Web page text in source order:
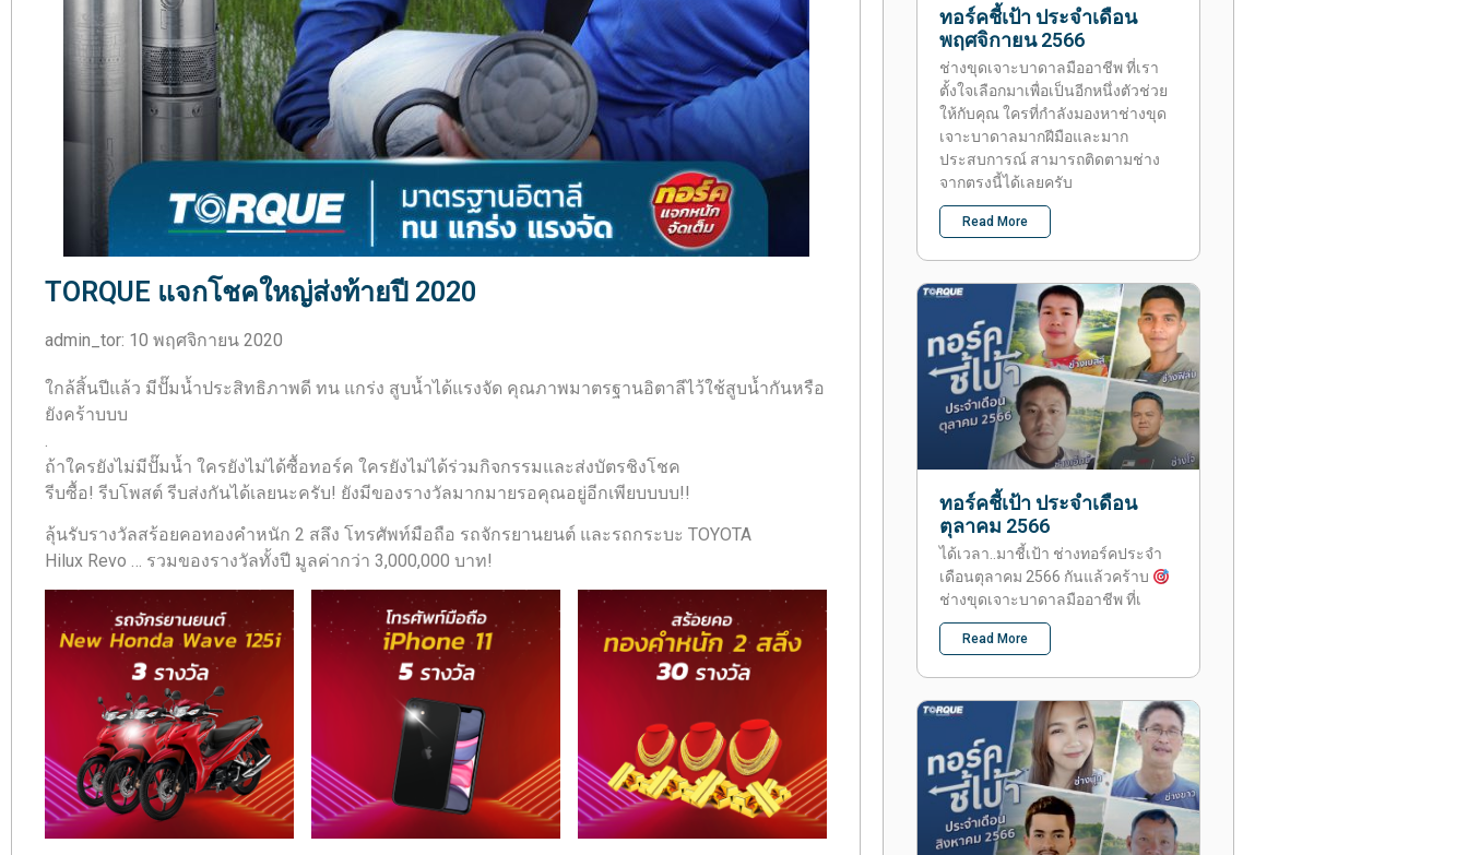
TORQUE แจกโชคใหญ่ส่งท้ายปี 2020
admin_tor: 10 พฤศจิกายน 2020
ใกล้สิ้นปีแล้ว มีปั๊มน้ำประสิทธิภาพดี ทน แกร่ง สูบน้ำได้แรงจัด คุณภาพมาตรฐานอิตาลีไว้ใช้สูบน้ำกันหรือ
ยังคร้าบบบ
ถ้าใครยังไม่มีปั๊มน้ำ ใครยังไม่ได้ซื้อทอร์ค ใครยังไม่ได้ร่วมกิจกรรมและส่งบัตรชิงโชค
รีบซื้อ! รีบโพสต์ รีบส่งกันได้เลยนะครับ! ยังมีของรางวัลมากมายรอคุณอยู่อีกเพียบบบบ!!
ลุ้นรับรางวัลสร้อยคอทองคำหนัก 2 สลึง โทรศัพท์มือถือ รถจักรยานยนต์ และรถกระบะ TOYOTA
Hilux Revo … รวมของรางวัลทั้งปี มูลค่ากว่า 3,000,000 บาท!
ทอร์คชี้เป้า ประจำเดือน
พฤศจิกายน 2566
ช่างขุดเจาะบาดาลมืออาชีพ ที่เรา
ตั้งใจเลือกมาเพื่อเป็นอีกหนึ่งตัวช่วย
ให้กับคุณ ใครที่กำลังมองหาช่างขุด
เจาะบาดาลมากฝีมือและมาก
ประสบการณ์ สามารถติดตามช่าง
จากตรงนี้ได้เลยครับ
Read More
ทอร์คชี้เป้า ประจำเดือน
ตุลาคม 2566
ได้เวลา..มาชี้เป้า ช่างทอร์คประจำ
เดือนตุลาคม 2566 กันแล้วคร้าบ
ช่างขุดเจาะบาดาลมืออาชีพ ที่เ
Read More